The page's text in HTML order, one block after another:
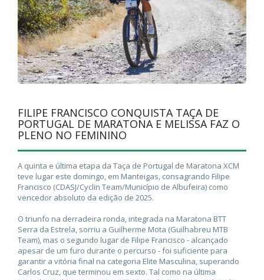
FILIPE FRANCISCO CONQUISTA TAÇA DE
PORTUGAL DE MARATONA E MELISSA FAZ O
PLENO NO FEMININO
A quinta e última etapa da Taça de Portugal de Maratona XCM
teve lugar este domingo, em Manteigas, consagrando Filipe
Francisco (CDASJ/Cyclin Team/Município de Albufeira) como
vencedor absoluto da edição de 2025.
O triunfo na derradeira ronda, integrada na Maratona BTT
Serra da Estrela, sorriu a Guilherme Mota (Guilhabreu MTB
Team), mas o segundo lugar de Filipe Francisco - alcançado
apesar de um furo durante o percurso - foi suficiente para
garantir a vitória final na categoria Elite Masculina, superando
Carlos Cruz, que terminou em sexto. Tal como na última